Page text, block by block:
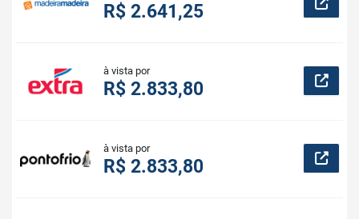
R$ 2.641,25
à vista por
R$ 2.833,80
à vista por
R$ 2.833,80